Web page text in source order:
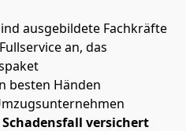
ausgebildete Fachkräfte
an, das
besten Händen
Schadensfall versichert